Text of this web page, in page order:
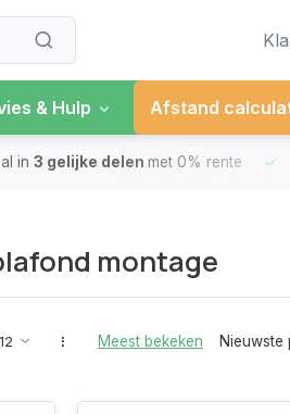
& Hulp Afstand
in 3 gelijke delen met 0% rente
montage
Meest bekeken Nieuwste